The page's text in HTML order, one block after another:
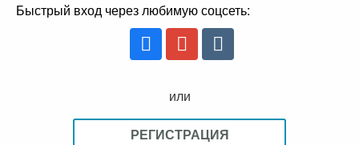
Быстрый вход через любимую соцсеть:
или
РЕГИСТРАЦИЯ